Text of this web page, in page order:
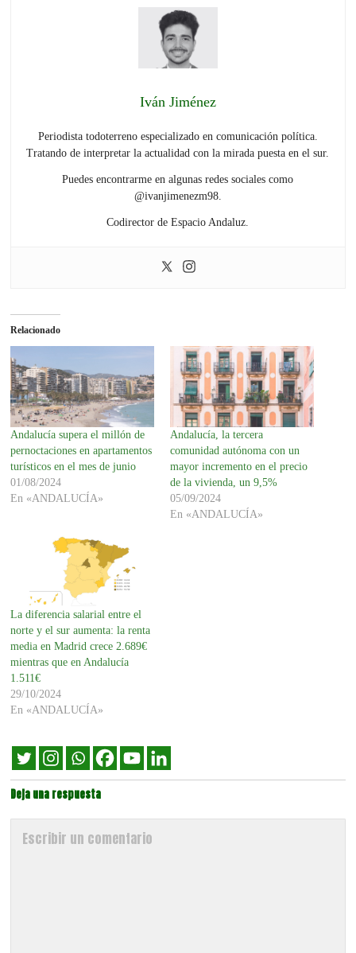
Iván Jiménez
Periodista todoterreno especializado en comunicación política.
Tratando de interpretar la actualidad con la mirada puesta en el sur.
Puedes encontrarme en algunas redes sociales como
@ivanjimenezm98.
Codirector de Espacio Andaluz.
Relacionado
Andalucía supera el millón de
pernoctaciones en apartamentos
turísticos en el mes de junio
01/08/2024
En «ANDALUCÍA»
Andalucía, la tercera
comunidad autónoma con un
mayor incremento en el precio
de la vivienda, un 9,5%
05/09/2024
En «ANDALUCÍA»
La diferencia salarial entre el
norte y el sur aumenta: la renta
media en Madrid crece 2.689€
mientras que en Andalucía
1.511€
29/10/2024
En «ANDALUCÍA»
Deja una respuesta